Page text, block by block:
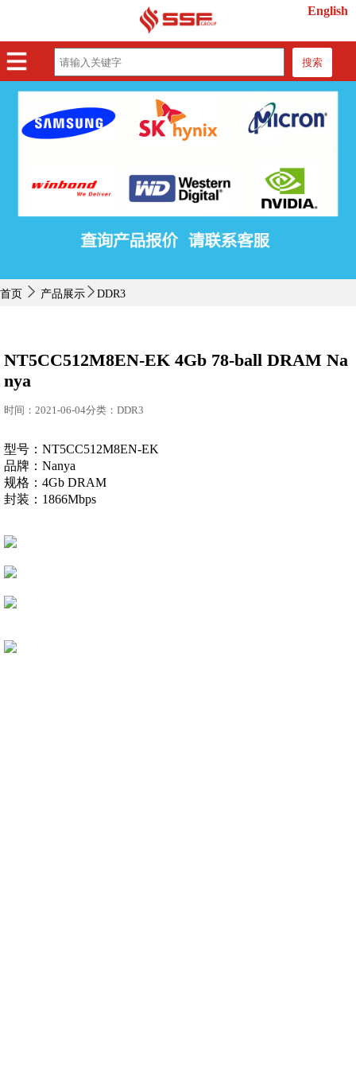
English
搜索
首页
产品展示
行业动态
首页 产品展示 DDR3
NT5CC512M8EN-EK 4Gb 78-ball DRAM Na
nya
时间：2021-06-04分类：DDR3
型号：NT5CC512M8EN-EK
品牌：Nanya
规格：4Gb DRAM
封装：1866Mbps